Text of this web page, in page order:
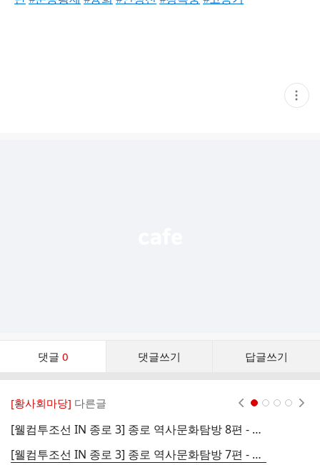
현
재
댓글 0 댓글쓰기 답글쓰기
댓
[황사회마당] 다른글
[웰컴투조선 IN 종로 3] 종로 역사문화탐방 8편 - 조선왕조의 심장 종묘
[웰컴투조선 IN 종로 3] 종로 역사문화탐방 7편 - 창덕궁